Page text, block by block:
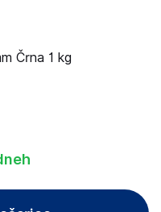
Črna 1 kg